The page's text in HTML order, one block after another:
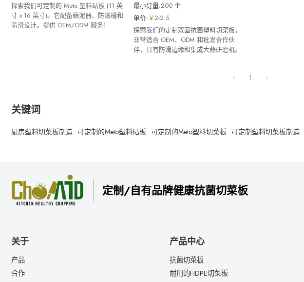
探索我们可定制的 Meto 塑料砧板 (11 英
寸 x 16 英寸)。它配备蒜泥器、防溅槽和
防滑设计。提供 OEM/ODM 服务！
最小订量:200 个
单价:￥2-2.5
探索我们的定制双面抗菌塑料切菜板，
非常适合 OEM、ODM 和批发合作伙
伴，具有防滑边缘和集成大蒜研磨机。
1
关键词
厨房塑料切菜板制造 可定制的Meto塑料砧板 可定制的Meto塑料切菜板 可定制塑料切菜板制造
定制/自有品牌健康抗菌切菜板
关于
产品
合作
产品中心
抗菌切菜板
耐用的HDPE切菜板